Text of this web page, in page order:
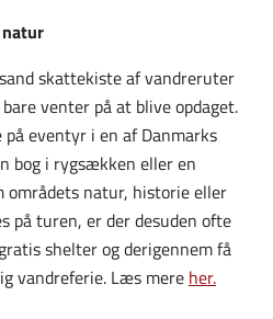
skattekiste af vandreruter
venter på at blive opdaget.
på eventyr i en af Danmarks
bog i rygsækken eller en
områdets natur, historie eller
på turen, er der desuden ofte
shelter og derigennem få
vandreferie. Læs mere her.